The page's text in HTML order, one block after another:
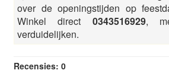
over de openingstijden op
Winkel direct 0343516929,
verduidelijken.
Recensies: 0